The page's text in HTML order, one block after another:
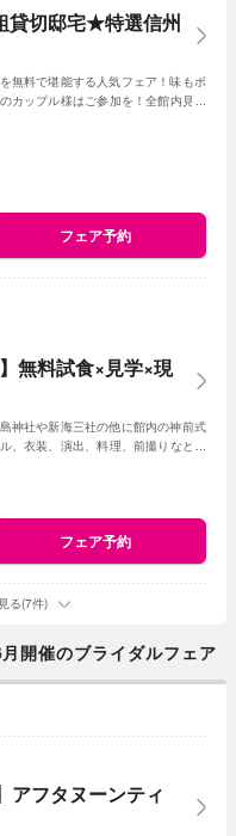
貸切邸宅★特選信州
無料で堪能する人気フェア！味もボ
カップル様はご参加を！全館内見学
フェア予約
無料試食×見学×現
神社や新海三社の他に館内の神前式
、衣装、演出、料理、前撮りなどト
フェア予約
る(7件)
催のブライダルフェア
アフタヌーンティ